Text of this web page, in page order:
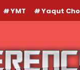
YMT Yaqut